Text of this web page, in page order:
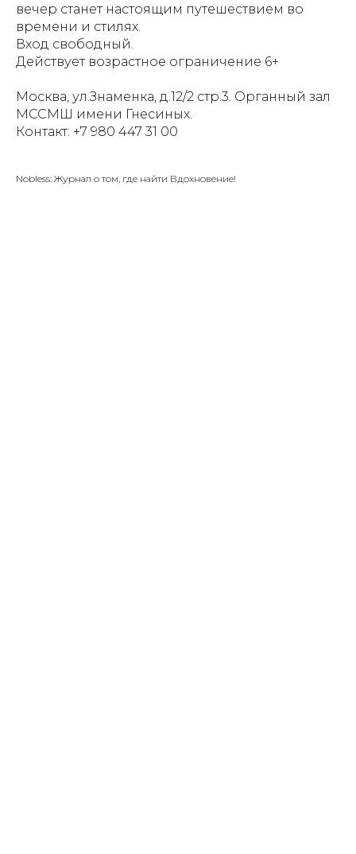
вечер станет настоящим путешествием во
времени и стилях.
Вход свободный.
Действует возрастное ограничение 6+
Москва, ул.Знаменка, д.12/2 стр.3. Органный зал
МССМШ имени Гнесиных.
Контакт: +7 980 447 31 00
Nobless: Журнал о том, где найти Вдохновение!